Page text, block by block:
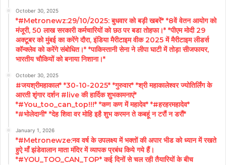
October 30, 2025
*#Metronewz:29/10/2025: बुधवार को बड़ी खबरें* *8वें वेतन आयोग को
मंजूरी, 50 लाख सरकारी कर्मचारियों को छठ पर बडा तोहफा।* *पीएम मोदी 29
अक्टूबर को मुंबई का करेंगे दौरा, इंडिया मैरीटाइम वीक 2025 में मैरीटाइम लीडर्स
कॉन्क्लेव को करेंगे संबोधित।* *पाकिस्तानी सेना ने लीपा घाटी में तोड़ा सीजफायर,
भारतीय चौकियों को बनाया निशाना।*
October 30, 2025
#जयश्रीमहाकाल* *30-10-2025* *गुरुवार* *श्री महाकालेश्वर ज्योतिर्लिंग के
आरती शृंगार दर्शन #live की हार्दिक शुभकामनाएं*
*#You_too_can_top!!!* *कण कण में महादेव* *#हरहरमहादेव*
*#भोलेदानी* *देह शिवा वर मोहि इहै शुभ करमन ते कबहूं न टरौं न डरौं*
January 1, 2026
*#Metronewze:नव वर्ष के उपलक्ष्य में भक्तों की अपार भीड को ध्यान में रखते
हुऐ माँ झंडेवालान माता मंदिर में व्यापक प्रबंध किये गये हैं।
*#YOU_TOO_CAN_TOP* कई दिनों से चल रही तैयारियों के बीच